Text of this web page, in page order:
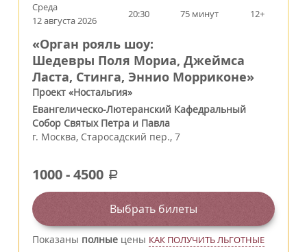
Среда
12 августа 2026
20:30 75 минут 12+
«Орган рояль шоу:
Шедевры Поля Мориа, Джеймса
Ласта, Стинга, Эннио Морриконе»
Проект «Ностальгия»
Евангелическо-Лютеранский Кафедральный
Собор Святых Петра и Павла
г. Москва, Старосадский пер., 7
1000-4500 a
Выбрать билеты
Показаны полные цены КАК ПОЛУЧИТЬ ЛЬГОТНЫЕ